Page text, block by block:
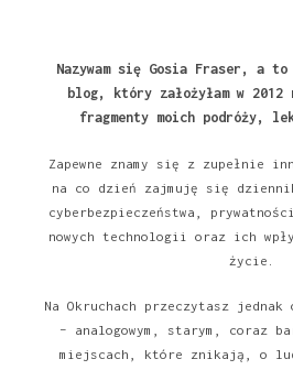
Nazywam się Gosia Fraser, a
blog, który założyłam w 2012
fragmenty moich podróży,
Zapewne znamy się z zupełnie
na co dzień zajmuję się
cyberbezpieczeństwa,
nowych technologii oraz ich
życie.
Na Okruchach przeczytasz
– analogowym, starym, coraz
miejscach, które znikają, o